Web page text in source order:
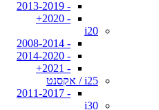
- 2013-2019
- 2020+
i20
- 2008-2014
- 2014-2020
- 2021+
i25 / אקסנט
- 2011-2017
i30